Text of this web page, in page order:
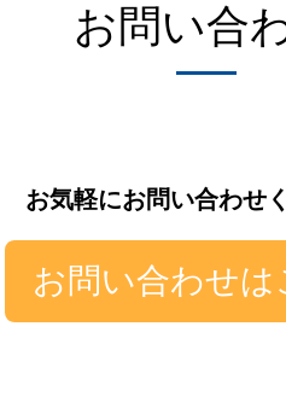
お問い合
お気軽にお問い合わせ
お問い合わせは